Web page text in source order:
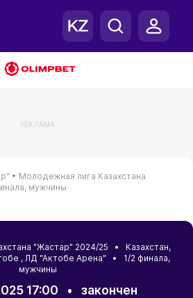
РЕКЛАМА
• Молодежная лига Казахстана
мужчины
"Жастар" 2024/25 • Казахстан,
, ЛД "Актобе Арена" • 1/2 финала,
мужчины
17:00 • закончен